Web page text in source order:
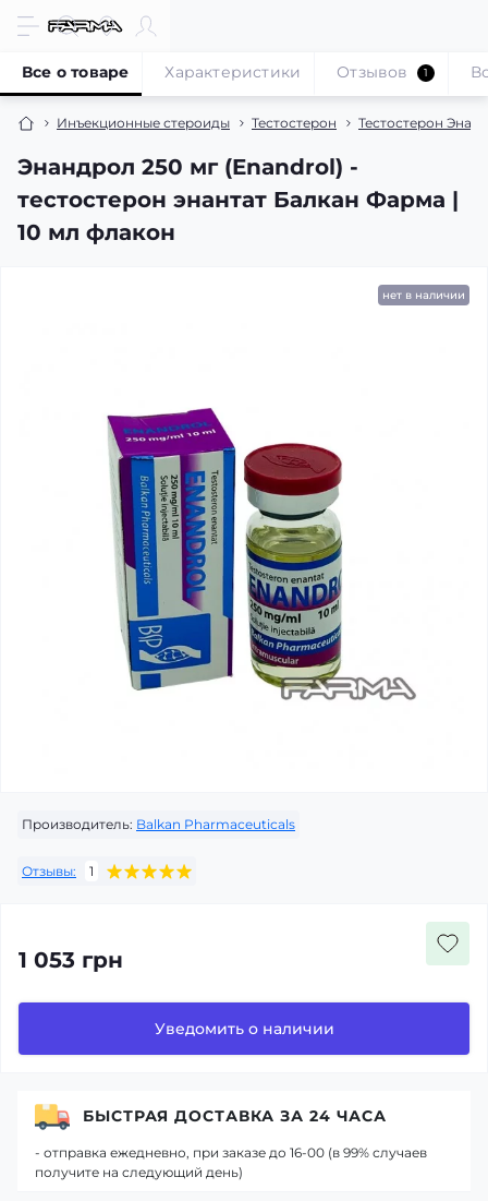
Инъекционные стероиды Тестостерон Тестостерон
Энандрол 250 мг (Enandrol) -
тестостерон энантат Балкан Фарма |
10 мл флакон
Все о товаре Характеристики Отзывов 1
нет в наличии
Производитель: Balkan Pharmaceuticals
Отзывы: 1
1 053 грн
Уведомить о наличии
БЫСТРАЯ ДОСТАВКА ЗА 24 ЧАСА
- отправка ежедневно, при заказе до 16-00 (в 99% случаев
получите на следующий день)